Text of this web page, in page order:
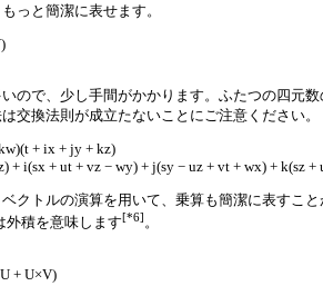
っと簡潔に表せます。
ので、少し手間がかかります。ふたつの四元
交換法則が成立たないことにご注意ください。
+ ix + jy + kz)
+ i(sx + ut + vz − wy) + j(sy − uz + vt + wx) + k(sz +
クトルの演算を用いて、乗算も簡潔に表すこ
外積を意味します[*6]。
+ U×V)